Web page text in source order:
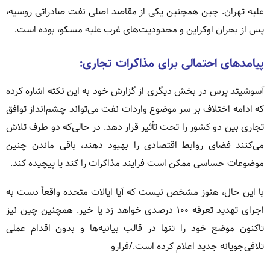
علیه تهران. چین همچنین یکی از مقاصد اصلی نفت صادراتی روسیه،
پس از بحران اوکراین و محدودیت‌های غرب علیه مسکو، بوده است.
پیامدهای احتمالی برای مذاکرات تجاری:
آسوشیتد پرس در بخش دیگری از گزارش خود به این نکته اشاره کرده
که ادامه اختلاف بر سر موضوع واردات نفت می‌تواند چشم‌انداز توافق
تجاری بین دو کشور را تحت تأثیر قرار دهد. در حالی‌که دو طرف تلاش
می‌کنند فضای روابط اقتصادی را بهبود دهند، باقی ماندن چنین
موضوعات حساسی ممکن است فرایند مذاکرات را کند یا پیچیده کند.
با این حال، هنوز مشخص نیست که آیا ایالات متحده واقعاً دست به
اجرای تهدید تعرفه ۱۰۰ درصدی خواهد زد یا خیر. همچنین چین نیز
تاکنون موضع خود را تنها در قالب بیانیه‌ها و بدون اقدام عملی
تلافی‌جویانه جدید اعلام کرده است./فرارو